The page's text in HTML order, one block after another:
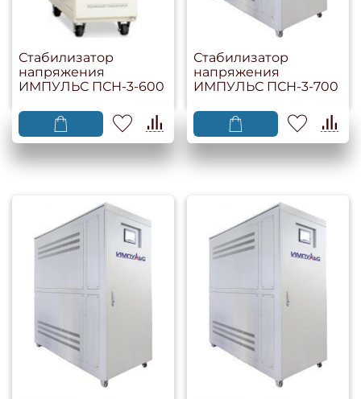
Стабилизатор
напряжения
ИМПУЛЬС ПСН-3-600
Стабилизатор
напряжения
ИМПУЛЬС ПСН-3-700